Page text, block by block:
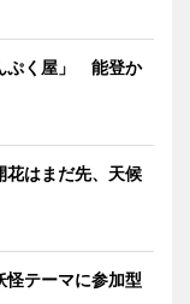
ぷく屋」 能登か
はまだ先、天候
テーマに参加型